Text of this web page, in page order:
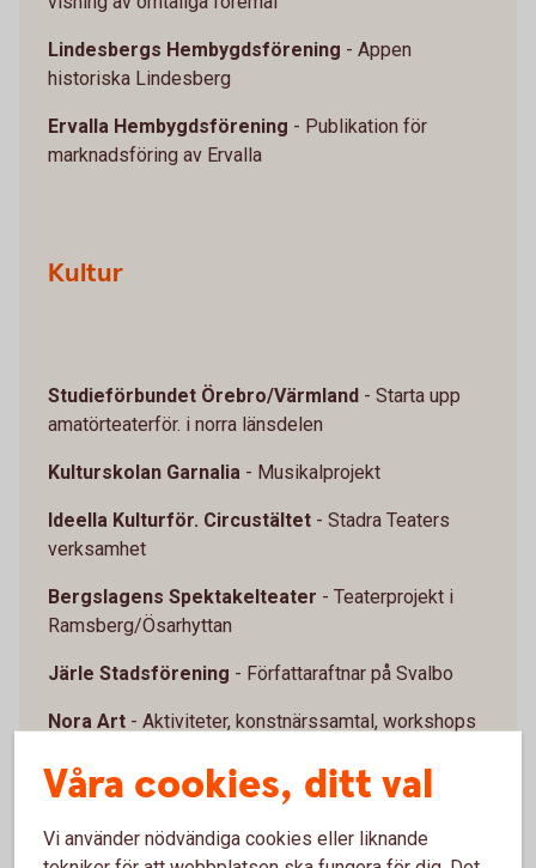
Lindesbergs Hembygdsförening - Appen
historiska Lindesberg
Ervalla Hembygdsförening - Publikation för
marknadsföring av Ervalla
Kultur
Studieförbundet Örebro/Värmland - Starta upp
amatörteaterför. i norra länsdelen
Kulturskolan Garnalia - Musikalprojekt
Ideella Kulturför. Circustältet - Stadra Teaters
verksamhet
Bergslagens Spektakelteater - Teaterprojekt i
Ramsberg/Ösarhyttan
Järle Stadsförening - Författaraftnar på Svalbo
Nora Art - Aktiviteter, konstnärssamtal, workshops
För. "Sommarmusik på
Lundsberg"- Kammarmusikvecka
Våra cookies, ditt val
Vi använder nödvändiga cookies eller liknande